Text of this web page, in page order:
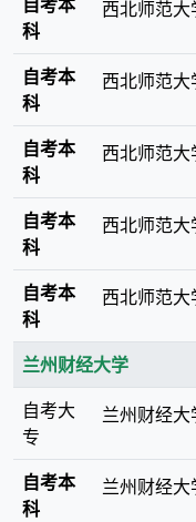
科
西北师范大
自考本
科
西北师范大
自考本
科
西北师范大
自考本
科
西北师范大
自考本
科
西北师范大
兰州财经大学
自考大
专
兰州财经大
自考本
科
兰州财经大